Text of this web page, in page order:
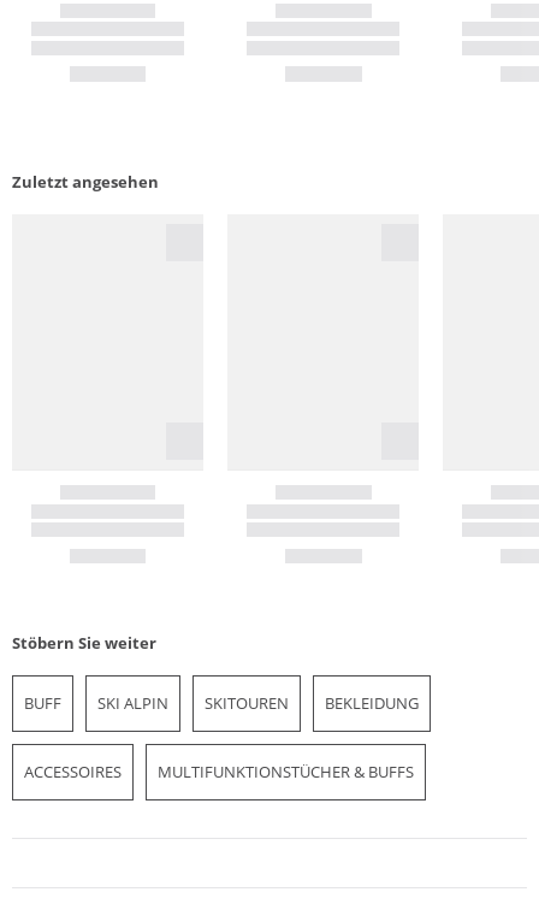
Zuletzt angesehen
Stöbern Sie weiter
BUFF SKI ALPIN SKITOUREN BEKLEIDUNG
ACCESSOIRES MULTIFUNKTIONSTÜCHER & BUFFS